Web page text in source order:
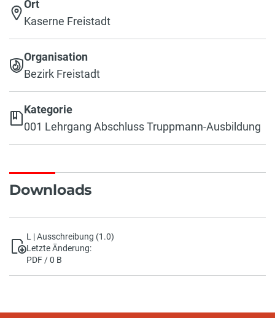
Ort
Kaserne Freistadt
Organisation
Bezirk Freistadt
Kategorie
001 Lehrgang Abschluss Truppmann-Ausbildung
Downloads
L | Ausschreibung (1.0)
Letzte Änderung:
PDF / 0 B